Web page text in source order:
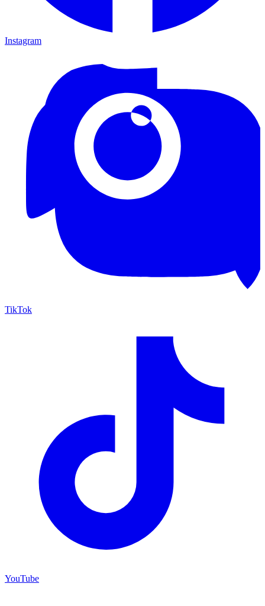
Instagram
TikTok
YouTube